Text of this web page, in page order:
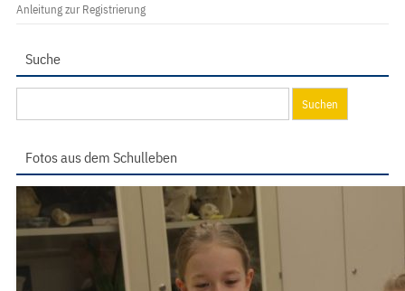
Anleitung zur Registrierung
Suche
nach:
Fotos aus dem Schulleben